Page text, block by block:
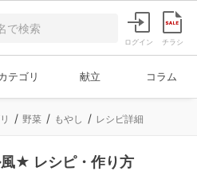
ログイン チラシ
テゴリ 献立 コラム
野菜 もやし レシピ詳細
★ レシピ・作り方